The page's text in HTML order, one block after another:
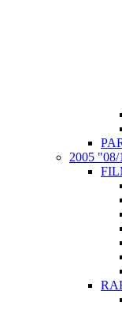
2005 "08/